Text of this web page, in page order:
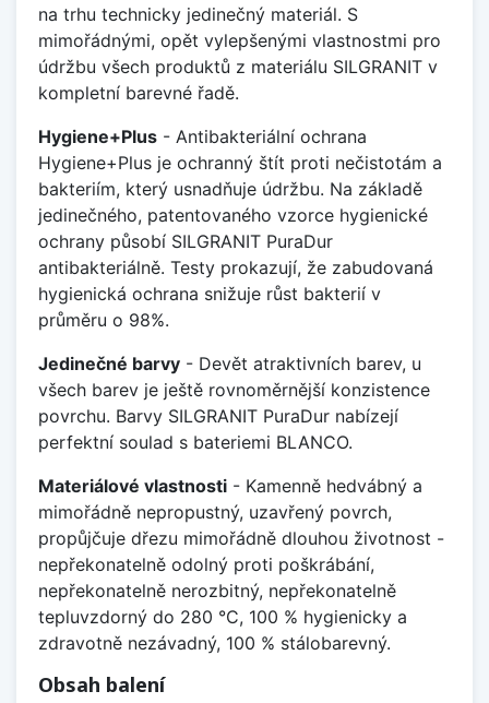
na trhu technicky jedinečný materiál. S
mimořádnými, opět vylepšenými vlastnostmi pro
údržbu všech produktů z materiálu SILGRANIT v
kompletní barevné řadě.
Hygiene+Plus - Antibakteriální ochrana
Hygiene+Plus je ochranný štít proti nečistotám a
bakteriím, který usnadňuje údržbu. Na základě
jedinečného, patentovaného vzorce hygienické
ochrany působí SILGRANIT PuraDur
antibakteriálně. Testy prokazují, že zabudovaná
hygienická ochrana snižuje růst bakterií v
průměru o 98%.
Jedinečné barvy - Devět atraktivních barev, u
všech barev je ještě rovnoměrnější konzistence
povrchu. Barvy SILGRANIT PuraDur nabízejí
perfektní soulad s bateriemi BLANCO.
Materiálové vlastnosti - Kamenně hedvábný a
mimořádně nepropustný, uzavřený povrch,
propůjčuje dřezu mimořádně dlouhou životnost -
nepřekonatelně odolný proti poškrábání,
nepřekonatelně nerozbitný, nepřekonatelně
tepluvzdorný do 280 °C, 100 % hygienicky a
zdravotně nezávadný, 100 % stálobarevný.
Obsah balení